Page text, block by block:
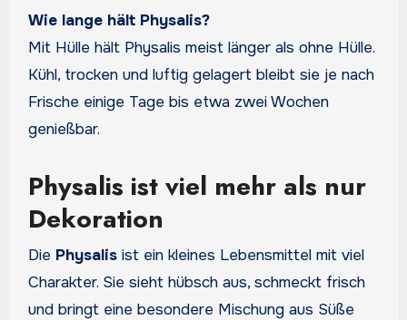
Wie lange hält Physalis?
Mit Hülle hält Physalis meist länger als ohne Hülle.
Kühl, trocken und luftig gelagert bleibt sie je nach
Frische einige Tage bis etwa zwei Wochen
genießbar.
Physalis ist viel mehr als nur
Dekoration
Die Physalisist ein kleines Lebensmittel mit viel
Charakter. Sie sieht hübsch aus, schmeckt frisch
und bringt eine besondere Mischung aus Süße